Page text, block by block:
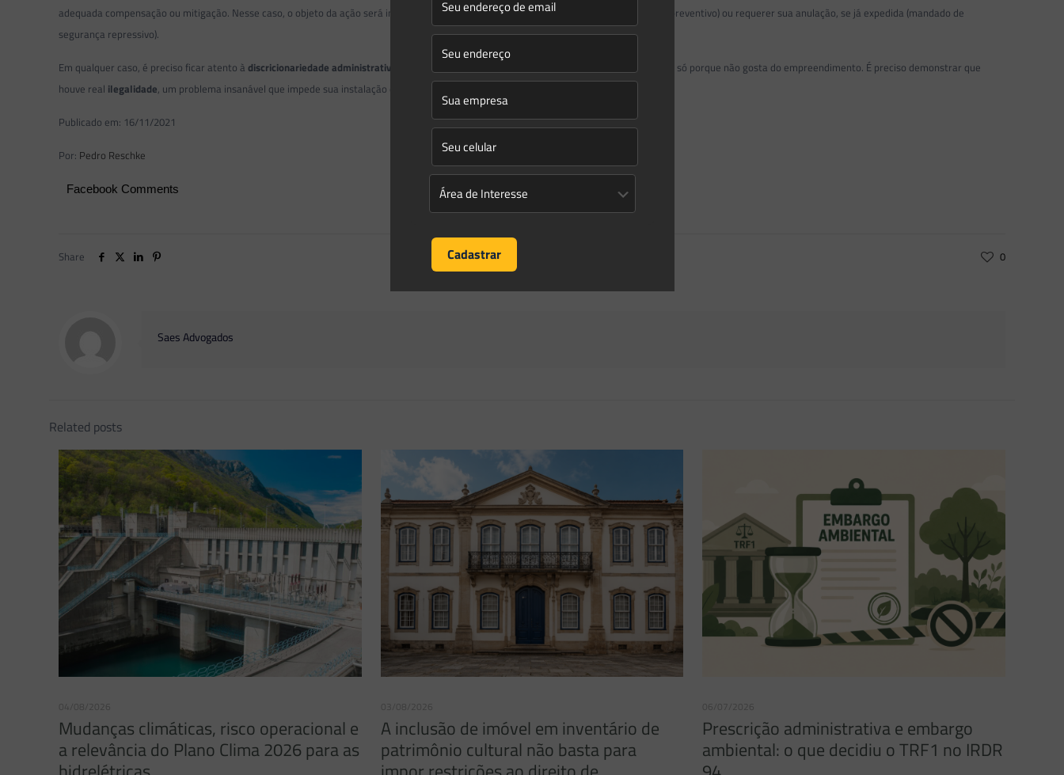
adequada compensação ou mitigação. Nesse caso, o objeto da ação será impedir que essa licença seja expedida (mandado de segurança preventivo) ou requerer sua anulação, se já expedida (mandado de
segurança repressivo).
Em qualquer caso, é preciso ficar atento àdiscricionariedade administrativa
, isto é: ninguém tem direito a pedir a anulação de uma licença só porque não gosta do empreendimento. É preciso demonstrar que
houve real ilegalidade, um problema insanável que impede sua instalação e gera dano ambiental grave.
Publicado em: 16/11/2021
Por: Pedro Reschke
Facebook Comments
Share 0
Saes Advogados
Related posts
04/08/2026
Mudanças climáticas, risco operacional e
a relevância do Plano Clima 2026 para as
03/08/2026
A inclusão de imóvel em inventário de
patrimônio cultural não basta para
06/07/2026
Prescrição administrativa e embargo
ambiental: o que decidiu o TRF1 no IRDR